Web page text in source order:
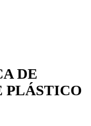
DE
PLÁSTICO